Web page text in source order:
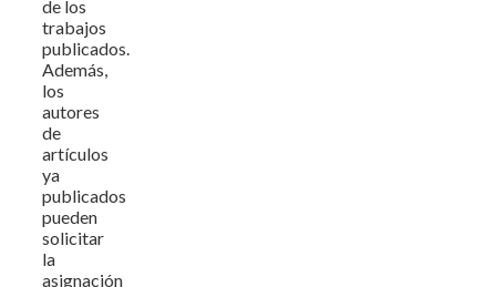
de los
trabajos
publicados.
Además,
los
autores
de
artículos
ya
publicados
pueden
solicitar
la
asignación